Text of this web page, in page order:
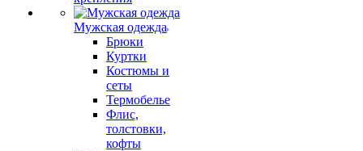
Мужская одежда
Брюки
Куртки
Костюмы и
сеты
Термобелье
Флис,
толстовки,
кофты